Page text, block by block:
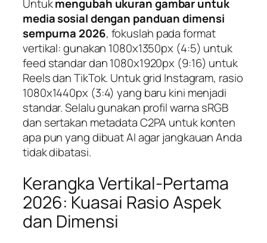
Untukmengubah ukuran gambar untuk
media sosial dengan panduan dimensi
sempurna 2026, fokuslah pada format
vertikal: gunakan 1080x1350px (4:5) untuk
feed standar dan 1080x1920px (9:16) untuk
Reels dan TikTok. Untuk grid Instagram, rasio
1080x1440px (3:4) yang baru kini menjadi
standar. Selalu gunakan profil warna sRGB
dan sertakan metadata C2PA untuk konten
apa pun yang dibuat AI agar jangkauan Anda
tidak dibatasi.
Kerangka Vertikal-Pertama
2026: Kuasai Rasio Aspek
dan Dimensi